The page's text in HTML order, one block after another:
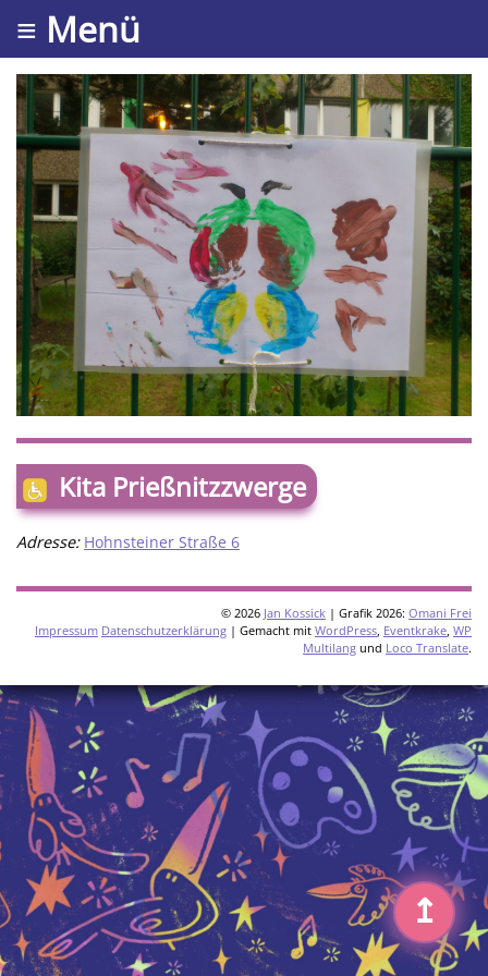
≡ Menü
Kita Prießnitzzwerge
Adresse: Hohnsteiner Straße 6
© 2026 Jan Kossick | Grafik 2026: Omani Frei
Impressum Datenschutzerklärung | Gemacht mit WordPress Eventkrake WP
Multilang und Loco Translate.
↥